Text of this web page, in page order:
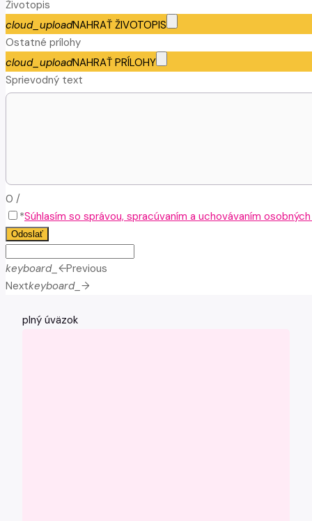
Životopis
cloud_uploadNAHRAŤ ŽIVOTOPIS
Ostatné prílohy
cloud_uploadNAHRAŤ PRÍLOHY
Sprievodný text
0 /
*Súhlasím so správou, spracúvaním a uchovávaním
Odoslať
keyboard_arrow_leftPrevious
Nextkeyboard_arrow_right
plný úväzok